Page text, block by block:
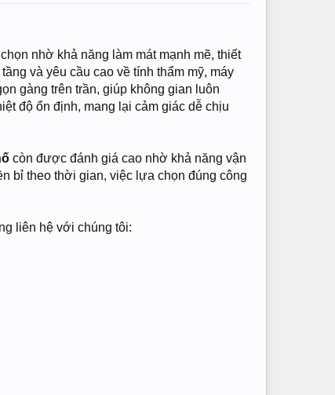
nhờ khả năng làm mát mạnh mẽ, thiết
và yêu cầu cao về tính thẩm mỹ, máy
gàng trên trần, giúp không gian luôn
độ ổn định, mang lại cảm giác dễ chịu
còn được đánh giá cao nhờ khả năng vận
bỉ theo thời gian, việc lựa chọn đúng công
liên hệ với chúng tôi: